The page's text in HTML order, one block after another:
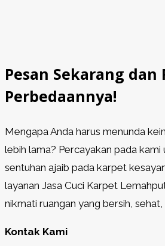
Pesan Sekarang dan
Perbedaannya!
Mengapa Anda harus menunda
lebih lama? Percayakan pada
sentuhan ajaib pada karpet
layanan Jasa Cuci Karpet
nikmati ruangan yang bersih,
Kontak Kami